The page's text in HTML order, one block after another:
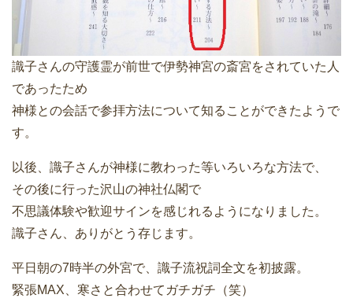
識子さんの守護霊が前世で伊勢神宮の斎宮をされていた人
であったため
神様との会話で参拝方法について知ることができたようで
す。
以後、識子さんが神様に教わった等いろいろな方法で、
その後に行った沢山の神社仏閣で
不思議体験や歓迎サインを感じれるようになりました。
識子さん、ありがとう存じます。
平日朝の7時半の外宮で、識子流祝詞全文を初披露。
緊張MAX、寒さと合わせてガチガチ（笑）